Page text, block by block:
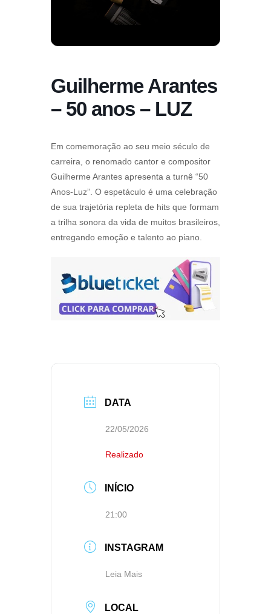
Guilherme Arantes
– 50 anos – LUZ
Em comemoração ao seu meio século de
carreira, o renomado cantor e compositor
Guilherme Arantes apresenta a turnê “50
Anos-Luz”. O espetáculo é uma celebração
de sua trajetória repleta de hits que formam
a trilha sonora da vida de muitos brasileiros,
entregando emoção e talento ao piano.
DATA
22/05/2026
Realizado
INÍCIO
21:00
INSTAGRAM
Leia Mais
LOCAL